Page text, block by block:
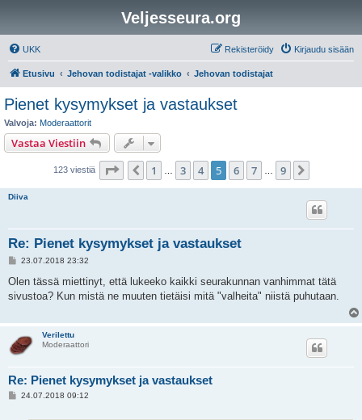
Veljesseura.org
UKK Kirjaudu sisään
Rekisteröidy
Etusivu Jehovan todistajat -valikko Jehovan todistajat
Pienet kysymykset ja vastaukset
Valvoja: Moderaattorit
Vastaa Viestiin
123 viestiä Sivu /9
Edellinen
1 3 4 5 6 7 9
Diiva
Re: Pienet kysymykset ja vastaukset
V
e
t
23.07.2018 23:32
Olen tässä miettinyt, että lukeeko kaikki seurakunnan vanhimmat tätä
sivustoa? Kun mistä ne muuten tietäisi mitä "valheita" niistä puhutaan.
Verilettu
Moderaattori
Re: Pienet kysymykset ja vastaukset
V24.07.2018 09:12